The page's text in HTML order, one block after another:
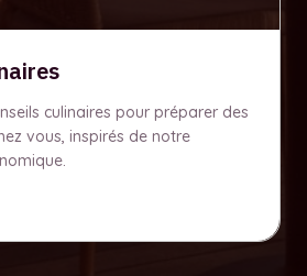
culinaires pour préparer des
vous, inspirés de notre